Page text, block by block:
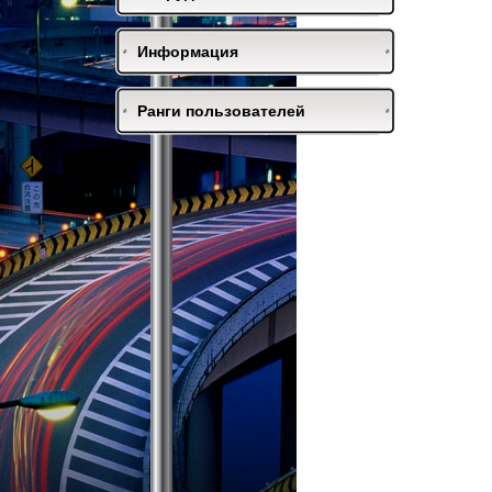
Информация
Ранги пользователей